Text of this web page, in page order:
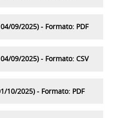
09/2025) - Formato: PDF
09/2025) - Formato: CSV
10/2025) - Formato: PDF